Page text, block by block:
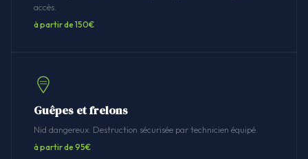
accès.
à partir de 150€
Guêpes et frelons
Nid dangereux. Destruction sécurisée par technicien équipé.
à partir de 95€